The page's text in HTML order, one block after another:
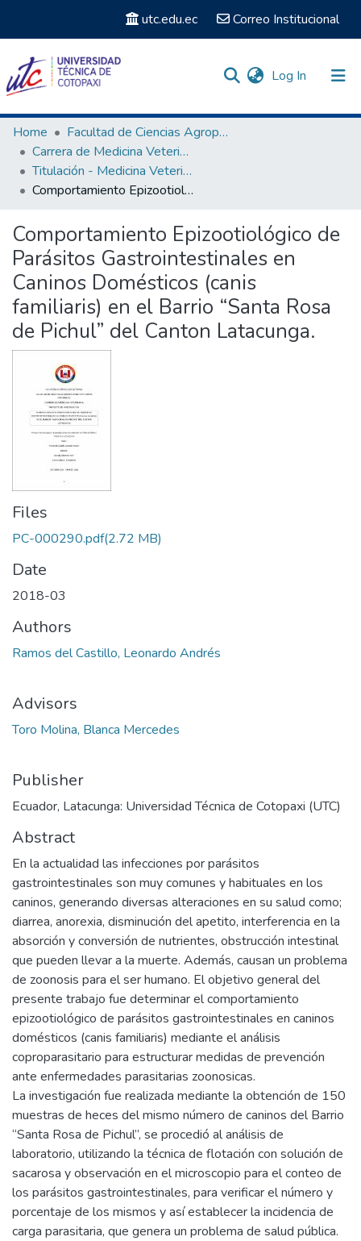
utc.edu.ec Correo Institucional
Log In (current)
Communities & Collections
Search
Statistics
Home
Facultad de Ciencias Agropecuarias y Recursos Naturales
Carrera de Medicina Veterinaria
Titulación - Medicina Veterinaria
Comportamiento Epizootiológico de Parásitos Gastrointestinales en Caninos Domésticos (canis familiaris) en el Barrio “Santa Rosa de Pichul” del Canton Latacunga.
Comportamiento Epizootiológico de
Parásitos Gastrointestinales en
Caninos Domésticos (canis
familiaris) en el Barrio “Santa Rosa
de Pichul” del Canton Latacunga.
Files
PC-000290.pdf(2.72 MB)
Date
2018-03
Authors
Ramos del Castillo, Leonardo Andrés
Advisors
Toro Molina, Blanca Mercedes
Publisher
Ecuador, Latacunga: Universidad Técnica de Cotopaxi (UTC)
Abstract
En la actualidad las infecciones por parásitos
gastrointestinales son muy comunes y habituales en los
caninos, generando diversas alteraciones en su salud como;
diarrea, anorexia, disminución del apetito, interferencia en la
absorción y conversión de nutrientes, obstrucción intestinal
que pueden llevar a la muerte. Además, causan un problema
de zoonosis para el ser humano. El objetivo general del
presente trabajo fue determinar el comportamiento
epizootiológico de parásitos gastrointestinales en caninos
domésticos (canis familiaris) mediante el análisis
coproparasitario para estructurar medidas de prevención
ante enfermedades parasitarias zoonosicas.
La investigación fue realizada mediante la obtención de 150
muestras de heces del mismo número de caninos del Barrio
“Santa Rosa de Pichul”, se procedió al análisis de
laboratorio, utilizando la técnica de flotación con solución de
sacarosa y observación en el microscopio para el conteo de
los parásitos gastrointestinales, para verificar el número y
porcentaje de los mismos y así establecer la incidencia de
carga parasitaria, que genera un problema de salud pública.